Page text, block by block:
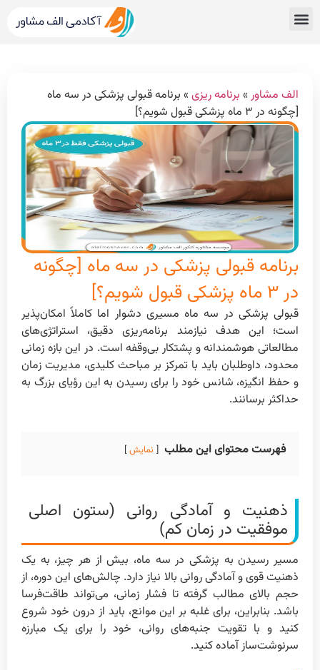
الف مشاور » برنامه ریزی » برنامه قبولی پزشکی در سه ماه
[چگونه در ۳ ماه پزشکی قبول شویم؟]
برنامه قبولی پزشکی در سه ماه [چگونه
در ۳ ماه پزشکی قبول شویم؟]
قبولی پزشکی در سه ماه مسیری دشوار اما کاملاً امکان‌پذیر
است؛ این هدف نیازمند برنامه‌ریزی دقیق، استراتژی‌های
مطالعاتی هوشمندانه و پشتکار بی‌وقفه است. در این بازه زمانی
محدود، داوطلبان باید با تمرکز بر مباحث کلیدی، مدیریت زمان
و حفظ انگیزه، شانس خود را برای رسیدن به این رؤیای بزرگ به
حداکثر برسانند.
فهرست محتوای این مطلب نمایش
ذهنیت و آمادگی روانی (ستون اصلی
موفقیت در زمان کم)
مسیر رسیدن به پزشکی در سه ماه، بیش از هر چیز، به یک
ذهنیت قوی و آمادگی روانی بالا نیاز دارد. چالش‌های این دوره، از
حجم بالای مطالب گرفته تا فشار زمانی، می‌تواند طاقت‌فرسا
باشد. بنابراین، برای غلبه بر این موانع، باید از درون خود شروع
کنید و با تقویت جنبه‌های روانی، خود را برای یک مبارزه
سرنوشت‌ساز آماده کنید.